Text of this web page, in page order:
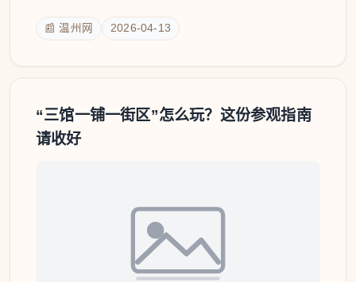
📰 温州网 2026-04-13
“三馆一铺一街区”怎么玩？这份参观指南
请收好